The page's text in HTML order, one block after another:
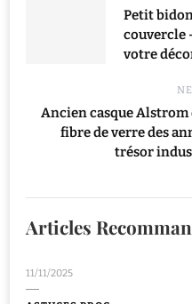
Petit
couvercle
votre
Ancien casque Alstrom
fibre de verre des
trésor
Articles
11/11/2025